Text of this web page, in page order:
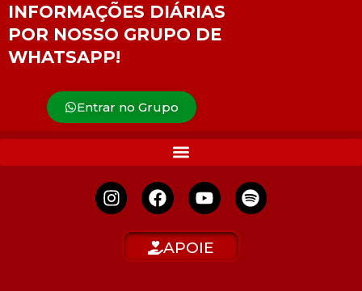
INFORMAÇÕES DIÁRIAS
POR NOSSO GRUPO DE
WHATSAPP!
Entrar no Grupo
APOIE